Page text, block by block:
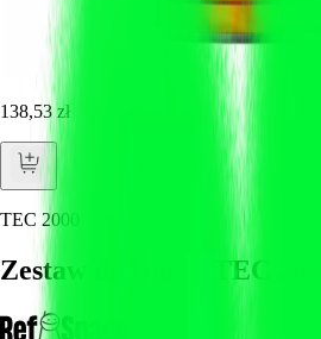
138,53 zł
TEC 2000
Zestaw do Diesla TEC 2000